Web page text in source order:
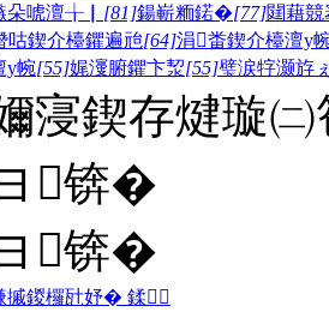
朵唬澶╁▏ [81]鍚嶄粫鍩�[77]閮藉
咕鍥介檯鑺遍兘[64]涓畨鍥介檯澶у
у帵[55]娓濅腑鑺卞洯[55]璧涙牸灏斿
寖鍥存煡璇
锛�
锛�
摵鍐欏瓧妤� 鍒